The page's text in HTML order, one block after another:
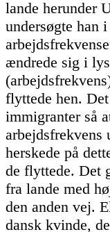
lande herunder
undersøgte han
ændrede sig i
flyttede hen.
immigranter så
arbejdsfrekvens
herskede på
de flyttede. Det
fra lande med
den anden vej.
dansk kvinde,